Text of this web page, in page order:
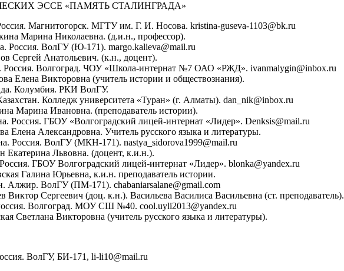
ЭССЕ «ПАМЯТЬ СТАЛИНГРАДА»
Магнитогорск. МГТУ им. Г. И. Носова. kristina-guseva-1103@bk.ru
Марина Николаевна. (д.и.н., профессор).
Россия. ВолГУ (Ю-171). margo.kalieva@mail.ru
Сергей Анатольевич. (к.н., доцент).
Волгоград. ЧОУ «Школа-интернат №7 ОАО «РЖД». ivanmalygin@inbox.ru
Елена Викторовна (учитель истории и обществознания).
Колумбия. РКИ ВолГУ.
Колледж университета «Туран» (г. Алматы). dan_nik@inbox.ru
Марина Ивановна. (преподаватель истории).
Россия. ГБОУ «Волгоградский лицей-интернат «Лидер». Denksis@mail.ru
Елена Александровна. Учитель русского языка и литературы.
Россия. ВолГУ (МКН-171). nastya_sidorova1999@mail.ru
Екатерина Львовна. (доцент, к.и.н.).
ГБОУ Волгоградский лицей-интернат «Лидер». blonka@yandex.ru
Галина Юрьевна, к.и.н. преподаватель истории.
Алжир. ВолГУ (ПМ-171). chabaniarsalane@gmail.com
Виктор Сергеевич (доц. к.н.). Васильева Василиса Васильевна (ст. преподаватель).
Волгоград. МОУ СШ №40. cool.uyli2013@yandex.ru
Светлана Викторовна (учитель русского языка и литературы).
ВолГУ, БИ-171, li-li10@mail.ru